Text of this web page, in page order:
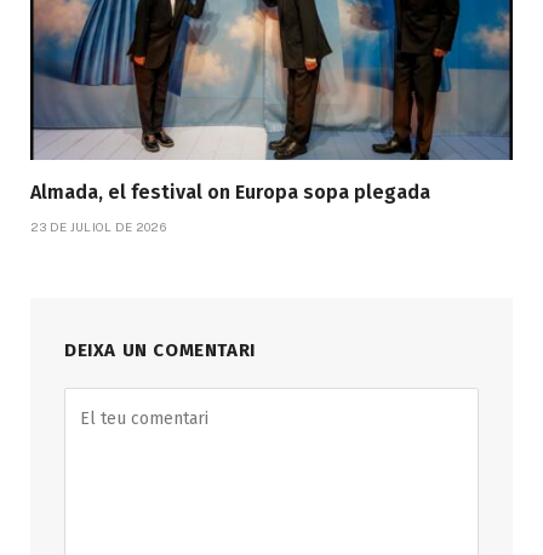
Almada, el festival on Europa sopa plegada
23 DE JULIOL DE 2026
DEIXA UN COMENTARI